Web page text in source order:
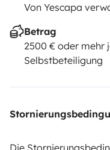
Von Yescapa
Betrag
2500 € oder mehr
Selbstbeteiligung